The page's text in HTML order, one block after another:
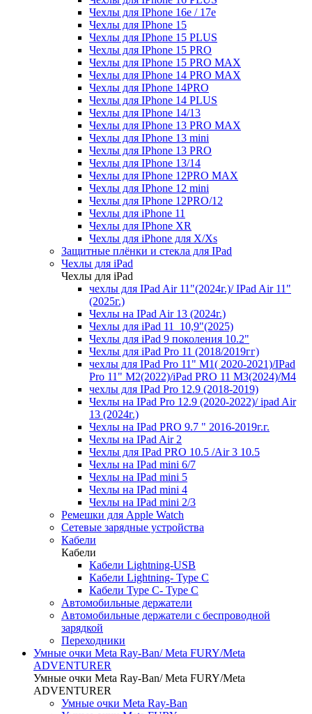
Чехлы для IPhone 16e / 17e
Чехлы для IPhone 15
Чехлы для IPhone 15 PLUS
Чехлы для IPhone 15 PRO
Чехлы для IPhone 15 PRO MAX
Чехлы для IPhone 14 PRO MAX
Чехлы для IPhone 14PRO
Чехлы для IPhone 14 PLUS
Чехлы для IPhone 14/13
Чехлы для IPhone 13 PRO MAX
Чехлы для IPhone 13 mini
Чехлы для IPhone 13 PRO
Чехлы для IPhone 13/14
Чехлы для IPhone 12PRO MAX
Чехлы для IPhone 12 mini
Чехлы для IPhone 12PRO/12
Чехлы для iPhone 11
Чехлы для IPhone XR
Чехлы для iPhone для X/Xs
Защитные плёнки и стекла для IPad
Чехлы для iPad
Чехлы для iPad
чехлы для IPad Air 11"(2024г.)/ IPad Air 11"
(2025г.)
Чехлы на IPad Air 13 (2024г.)
Чехлы для iPad 11_10,9"(2025)
Чехлы для iPad 9 поколения 10.2"
Чехлы для iPad Pro 11 (2018/2019гг)
чехлы для IPad Pro 11" М1( 2020-2021)/IPad
Pro 11" М2(2022)/iPad PRO 11 M3(2024)/M4
чехлы для IPad Pro 12.9 (2018-2019)
Чехлы на IPad Pro 12.9 (2020-2022)/ ipad Air
13 (2024г.)
Чехлы на IPad PRO 9.7 " 2016-2019г.г.
Чехлы на IPad Air 2
Чехлы для IPad PRO 10.5 /Air 3 10.5
Чехлы на IPad mini 6/7
Чехлы на IPad mini 5
Чехлы на IPad mini 4
Чехлы на IPad mini 2/3
Ремешки для Apple Watch
Сетевые зарядные устройства
Кабели
Кабели
Кабели Lightning-USB
Кабели Lightning- Type C
Кабели Type C- Type C
Автомобильные держатели
Автомобильные держатели с беспроводной
зарядкой
Переходники
Умные очки Meta Ray-Ban/ Meta FURY/Meta
ADVENTURER
Умные очки Meta Ray-Ban/ Meta FURY/Meta
ADVENTURER
Умные очки Meta Ray-Ban